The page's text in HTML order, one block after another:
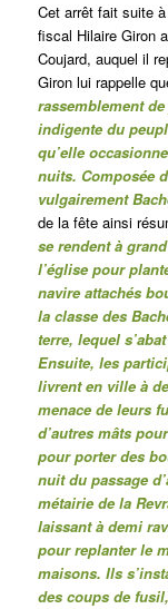
Cet arrêt fait suite
fiscal Hilaire Giron
Coujard, auquel il
Giron lui rappelle
rassemblement
indigente du
qu’elle
nuits. Composée
vulgairement
de la fête ainsi
se rendent à
l’église pour
navire attachés
la classe des
terre, lequel
Ensuite, les
livrent en ville à
menace de leurs
d’autres mâts
pour porter des
nuit du passage
métairie de la
laissant à demi
pour replanter le
maisons. Ils
des coups de